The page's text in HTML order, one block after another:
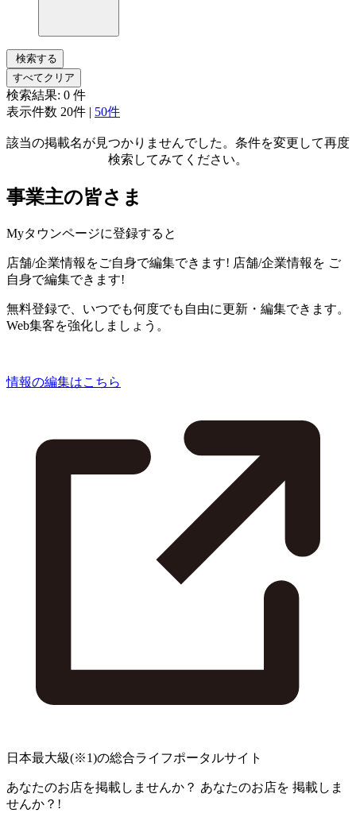
検索する
すべてクリア
検索結果: 0 件
表示件数 20件 | 50件
該当の掲載名が見つかりませんでした。条件を変更して再度
検索してみてください。
事業主の皆さま
Myタウンページに登録すると
店舗/企業情報をご自身で編集できます! 店舗/企業情報を ご
自身で編集できます!
無料登録で、いつでも何度でも自由に更新・編集できます。
Web集客を強化しましょう。
情報の編集はこちら
日本最大級(※1)の総合ライフポータルサイト
あなたのお店を掲載しませんか？ あなたのお店を 掲載しま
せんか？!